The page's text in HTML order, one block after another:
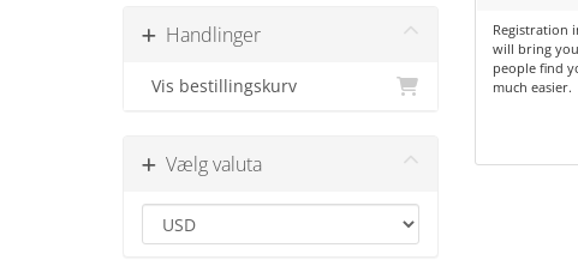
Handlinger
Vis bestillingskurv
Vælg valuta
Registration
will bring
people find
much easier.